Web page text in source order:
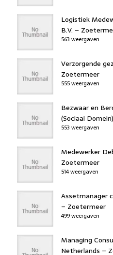
Logistiek
B.V. –
563 weergaven
Verzorgende
Zoetermeer
555 weergaven
Bezwaar en
(Sociaal
553 weergaven
Medewerker
Zoetermeer
514 weergaven
Assetmanager
– Zoetermeer
499 weergaven
Managing
Netherlands –